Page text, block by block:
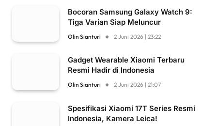
Bocoran Samsung Galaxy Watch 9:
Tiga Varian Siap Meluncur
Olin Sianturi 2 Juni 2026 | 23:22
Gadget Wearable Xiaomi Terbaru
Resmi Hadir di Indonesia
Olin Sianturi 2 Juni 2026 | 21:07
Spesifikasi Xiaomi 17T Series Resmi
Indonesia, Kamera Leica!